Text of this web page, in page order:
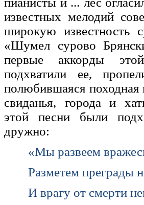
известных мелодий
широкую известность
«Шумел сурово
первые аккорды
подхватили ее,
полюбившаяся
свиданья, города и
этой песни были
дружно:
«Мы развеем
Разметем преграды
И врагу от смерти